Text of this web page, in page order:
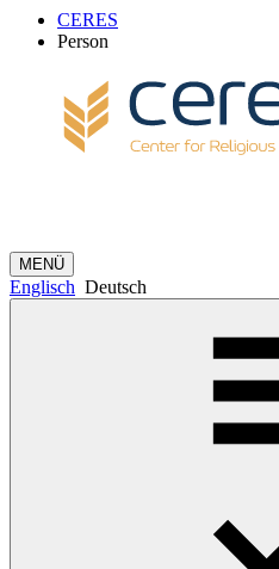
CERES
Person
MENÜ
Englisch Deutsch